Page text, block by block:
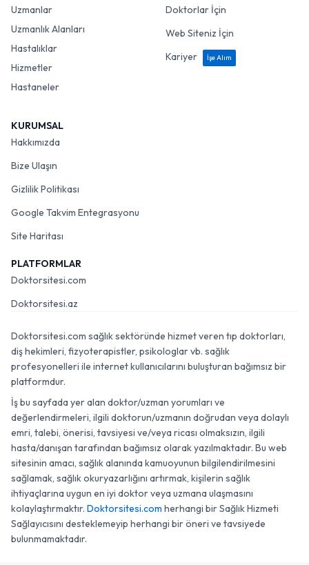
Uzmanlar
Uzmanlık Alanları
Hastalıklar
Hizmetler
Hastaneler
Doktorlar İçin
Web Siteniz İçin
Kariyer
İşe Alım
KURUMSAL
Hakkımızda
Bize Ulaşın
Gizlilik Politikası
Google Takvim Entegrasyonu
Site Haritası
PLATFORMLAR
Doktorsitesi.com
Doktorsitesi.az
Doktorsitesi.com sağlık sektöründe hizmet veren tıp doktorları,
diş hekimleri, fizyoterapistler, psikologlar vb. sağlık
profesyonelleri ile internet kullanıcılarını buluşturan bağımsız bir
platformdur.
İş bu sayfada yer alan doktor/uzman yorumları ve
değerlendirmeleri, ilgili doktorun/uzmanın doğrudan veya dolaylı
emri, talebi, önerisi, tavsiyesi ve/veya ricası olmaksızın, ilgili
hasta/danışan tarafından bağımsız olarak yazılmaktadır. Bu web
sitesinin amacı, sağlık alanında kamuoyunun bilgilendirilmesini
sağlamak, sağlık okuryazarlığını artırmak, kişilerin sağlık
ihtiyaçlarına uygun en iyi doktor veya uzmana ulaşmasını
kolaylaştırmaktır. Doktorsitesi.com herhangi bir Sağlık Hizmeti
Sağlayıcısını desteklemeyip herhangi bir öneri ve tavsiyede
bulunmamaktadır.